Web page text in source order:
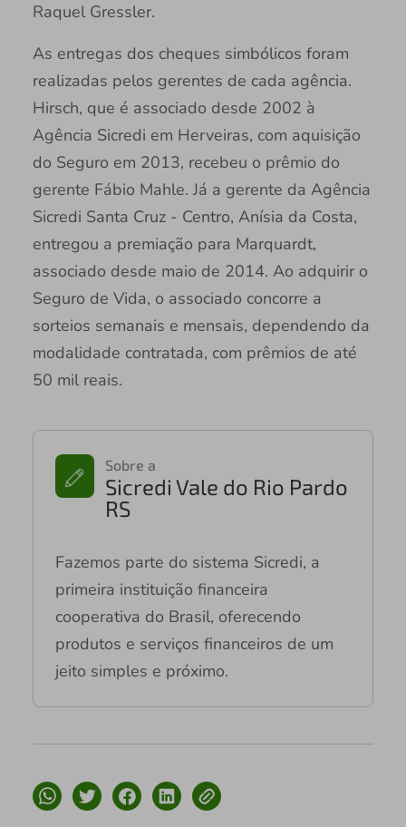
Raquel Gressler.
As entregas dos cheques simbólicos foram
realizadas pelos gerentes de cada agência.
Hirsch, que é associado desde 2002 à
Agência Sicredi em Herveiras, com aquisição
do Seguro em 2013, recebeu o prêmio do
gerente Fábio Mahle. Já a gerente da Agência
Sicredi Santa Cruz - Centro, Anísia da Costa,
entregou a premiação para Marquardt,
associado desde maio de 2014. Ao adquirir o
Seguro de Vida, o associado concorre a
sorteios semanais e mensais, dependendo da
modalidade contratada, com prêmios de até
50 mil reais.
Sobre a
Sicredi Vale do Rio Pardo
RS
Fazemos parte do sistema Sicredi, a
primeira instituição financeira
cooperativa do Brasil, oferecendo
produtos e serviços financeiros de um
jeito simples e próximo.